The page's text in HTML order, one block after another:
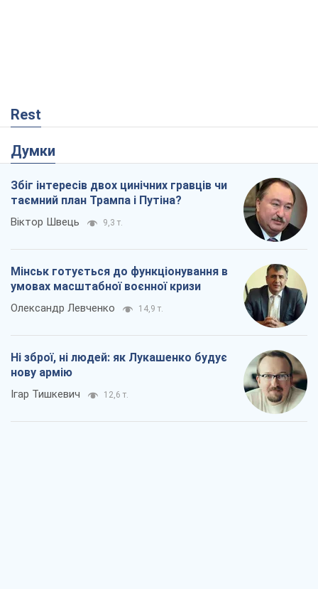
Rest
Думки
Збіг інтересів двох цинічних гравців чи
таємний план Трампа і Путіна?
Віктор Швець 9,3 т.
Мінськ готується до функціонування в
умовах масштабної воєнної кризи
Олександр Левченко 14,9 т.
Ні зброї, ні людей: як Лукашенко будує
нову армію
Ігар Тишкевич 12,6 т.